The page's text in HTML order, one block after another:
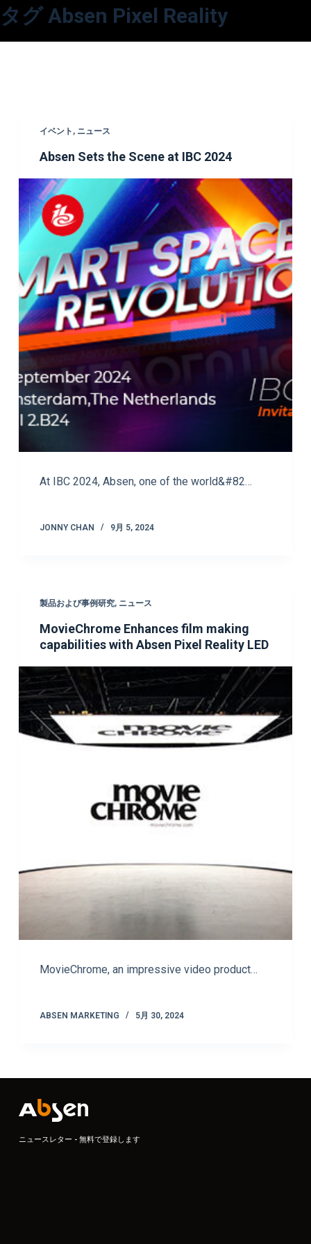
コ
プ
タグAbsen Pixel Reality
イベント , ニュース
Absen Sets the Scene at IBC 2024
At IBC 2024, Absen, one of the world&#82…
JONNY CHAN 9月 5, 2024
製品および事例研究, ニュース
MovieChrome Enhances film making
capabilities with Absen Pixel Reality LED
MovieChrome, an impressive video product…
ABSEN MARKETING 5月 30, 2024
ニュースレター - 無料で登録します